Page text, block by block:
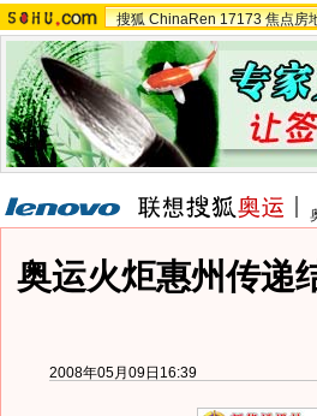
搜狐 ChinaRen 17173 焦点房
奥运火炬惠州传递
2008年05月09日16:39